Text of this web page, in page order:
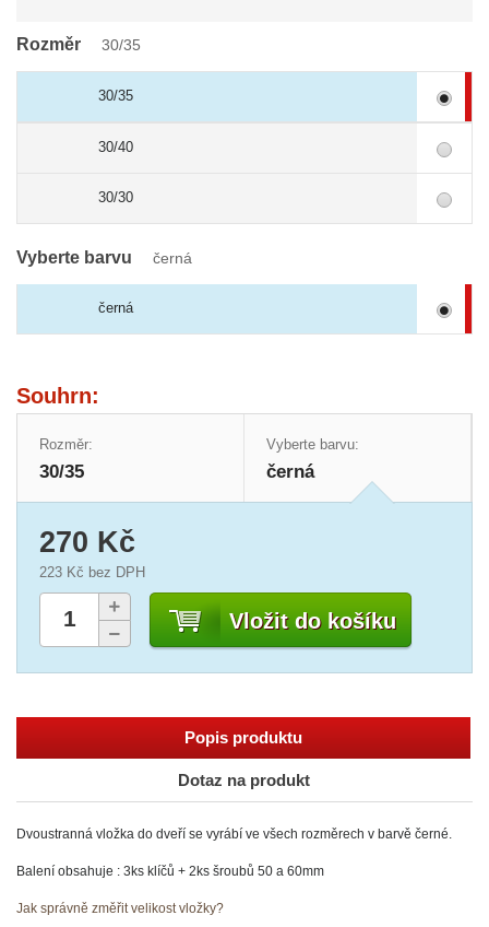
Rozměr 30/35
30/35
30/40
30/30
Vyberte barvu černá
černá
Souhrn:
Rozměr:
30/35
Vyberte barvu:
černá
Vložit do košíku
270 Kč
223 Kč bez DPH
Popis produktu
Dotaz na produkt
Dvoustranná vložka do dveří se vyrábí ve všech rozměrech v barvě černé.
Balení obsahuje : 3ks klíčů + 2ks šroubů 50 a 60mm
Jak správně změřit velikost vložky?